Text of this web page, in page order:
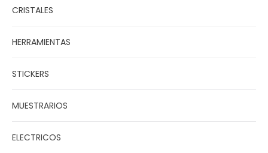
CRISTALES
HERRAMIENTAS
STICKERS
MUESTRARIOS
ELECTRICOS